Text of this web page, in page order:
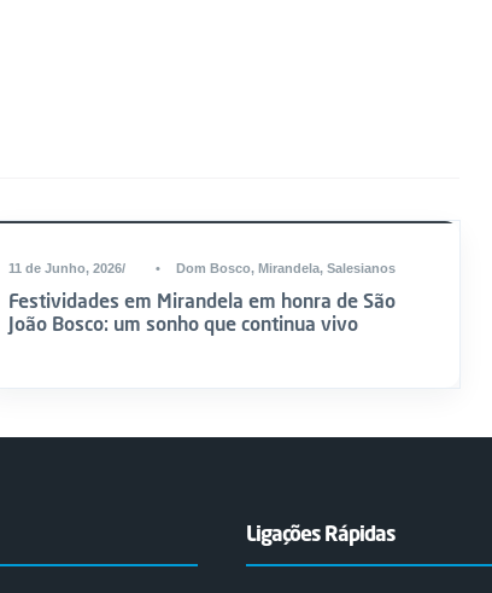
11 de Junho, 2026 • Dom Bosco, Mirandela, Salesianos
Festividades em Mirandela em honra de São
João Bosco: um sonho que continua vivo
Ligações Rápidas